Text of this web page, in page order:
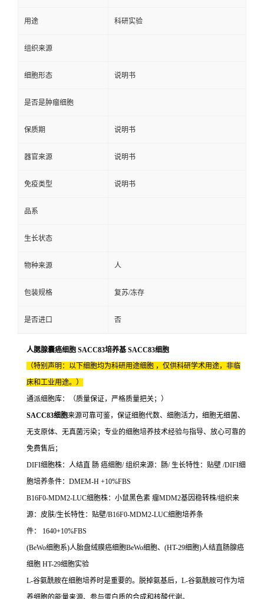
用途 科研实验
组织来源
细胞形态 说明书
是否是肿瘤细胞
保质期 说明书
器官来源 说明书
免疫类型 说明书
品系
生长状态
物种来源 人
包装规格 复苏/冻存
是否进口 否
人腮腺囊癌细胞 SACC83培养基 SACC83细胞
（特别声明：以下细胞均为科研用途细胞 ，仅供科研学术用途，非临
床和工业用途。）
通派细胞库：（质量保证，严格质量把关；）
SACC83细胞来源可靠可鉴，保证细胞代数、细胞活力，细胞无细菌、
无支原体、无真菌污染；专业的细胞培养技术经验与指导、放心可靠的
免费售后；
DIFI细胞株：人结直 肠 癌细胞/ 组织来源：肠/ 生长特性：贴壁 /DIFI细
胞培养条件：DMEM-H +10%FBS
B16F0-MDM2-LUC细胞株：小鼠黑色素 瘤MDM2基因稳转株/组织来
源：皮肤/生长特性：贴壁/B16F0-MDM2-LUC细胞培养条
件： 1640+10%FBS
(BeWo细胞系)人胎盘绒膜癌细胞BeWo细胞、(HT-29细胞)人结直肠腺癌
细胞 HT-29细胞实验
L-谷氨酰胺在细胞培养时是重要的。脱掉氨基后，L-谷氨酰胺可作为培
养细胞的能量来源、参与蛋白质的合成和核酸代谢。